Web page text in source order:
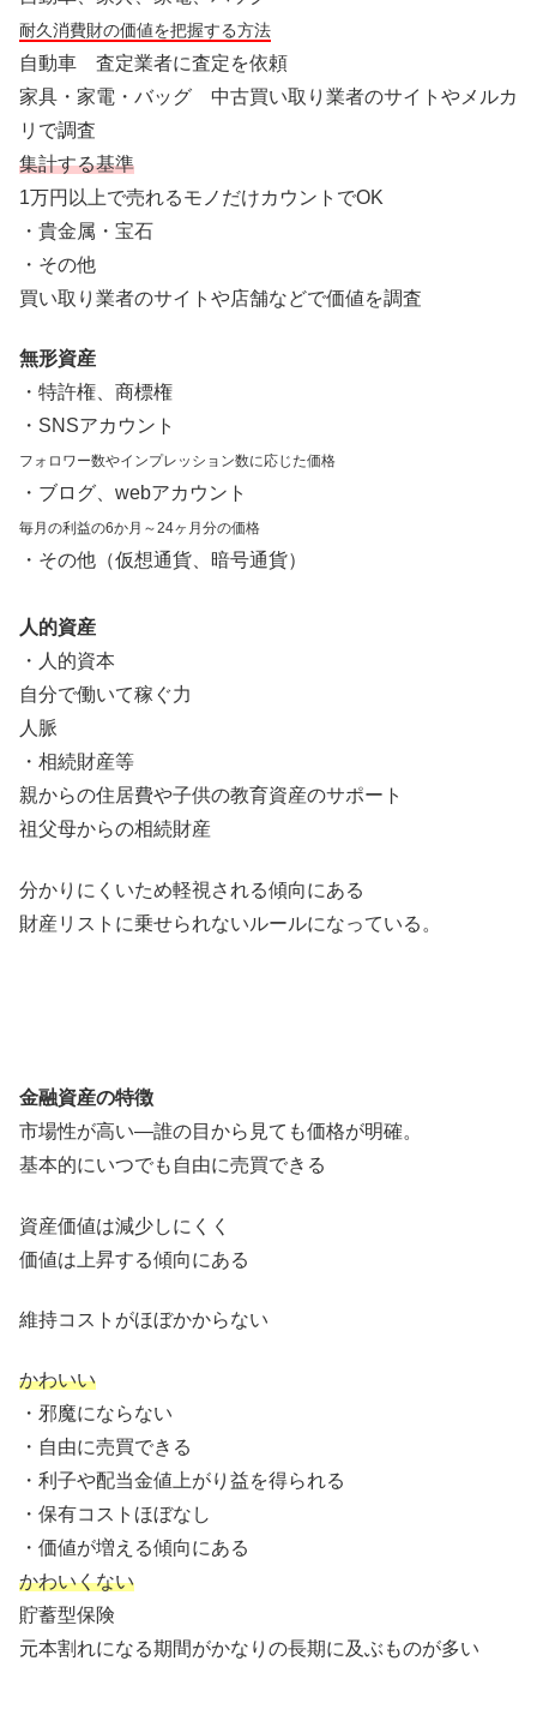
耐久消費財の価値を把握する方法
自動車 査定業者に査定を依頼
家具・家電・バッグ 中古買い取り業者のサイトやメルカ
リで調査
集計する基準
1万円以上で売れるモノだけカウントでOK
・貴金属・宝石
・その他
買い取り業者のサイトや店舗などで価値を調査
無形資産
・特許権、商標権
・SNSアカウント
フォロワー数やインプレッション数に応じた価格
・ブログ、webアカウント
毎月の利益の6か月～24ヶ月分の価格
・その他（仮想通貨、暗号通貨）
人的資産
・人的資本
自分で働いて稼ぐ力
人脈
・相続財産等
親からの住居費や子供の教育資産のサポート
祖父母からの相続財産
分かりにくいため軽視される傾向にある
財産リストに乗せられないルールになっている。
金融資産の特徴
市場性が高い—誰の目から見ても価格が明確。
基本的にいつでも自由に売買できる
資産価値は減少しにくく
価値は上昇する傾向にある
維持コストがほぼかからない
かわいい
・邪魔にならない
・自由に売買できる
・利子や配当金値上がり益を得られる
・保有コストほぼなし
・価値が増える傾向にある
かわいくない
貯蓄型保険
元本割れになる期間がかなりの長期に及ぶものが多い